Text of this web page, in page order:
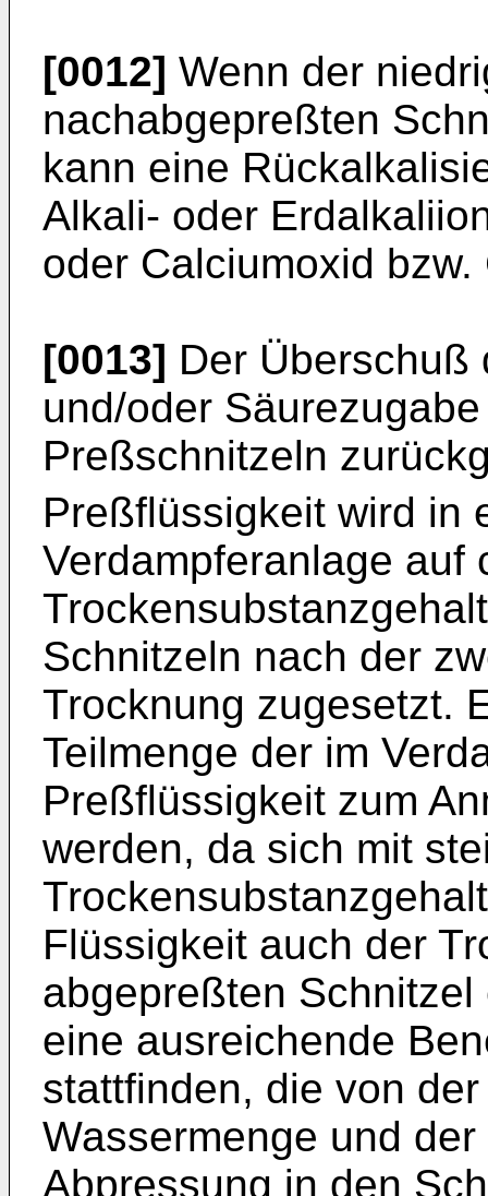
[0012] Wenn der
nachabgepreßten
kann eine
Alkali- oder
oder Calciumoxid
[0013] Der Überschuß
und/oder
Preßschnitzeln
Preßflüssigkeit wird in
Verdampferanlage auf
Schnitzeln nach der
Trocknung zugesetzt.
Teilmenge der im
Preßflüssigkeit zum
werden, da sich mit
Flüssigkeit auch der
abgepreßten
eine ausreichende
stattfinden, die von
Wassermenge und
Abpressung in den